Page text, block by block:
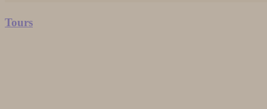
Tours